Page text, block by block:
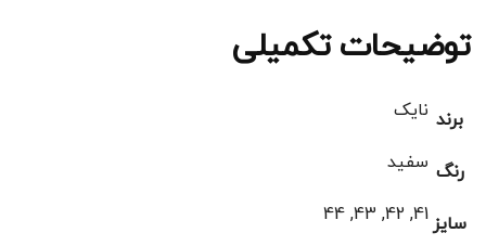
توضیحات تکمیلی
برند نایک
رنگ سفید
سایز 41, 42, 43, 44